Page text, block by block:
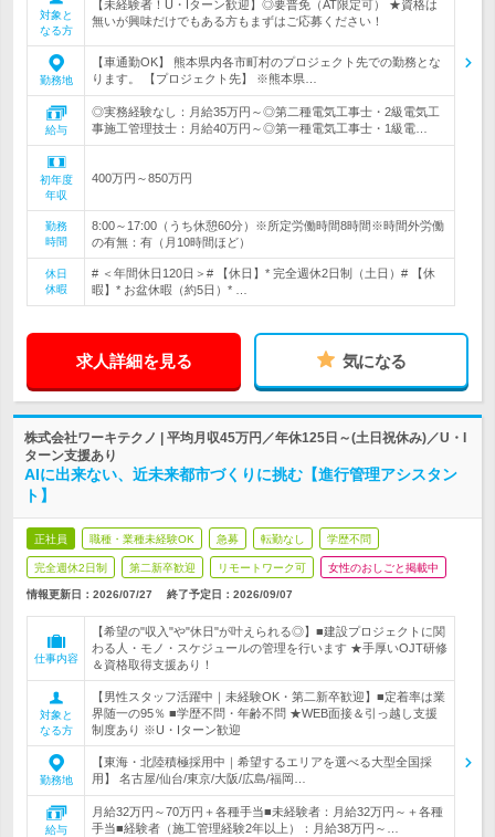
対象と
なる方
【未経験者！U・Iターン歓迎】◎要普免（AT限定可） ★資格は
無いが興味だけでもある方もまずはご応募ください！
勤務地
【車通勤OK】 熊本県内各市町村のプロジェクト先での勤務とな
ります。 【プロジェクト先】 ※熊本県…
給与
◎実務経験なし：月給35万円～◎第二種電気工事士・2級電気工
事施工管理技士：月給40万円～◎第一種電気工事士・1級電…
初年度
年収
400万円～850万円
勤務
時間
8:00～17:00（うち休憩60分）※所定労働時間8時間※時間外労働
の有無：有（月10時間ほど）
休日
休暇
# ＜年間休日120日＞# 【休日】* 完全週休2日制（土日）# 【休
暇】* お盆休暇（約5日）* …
求人詳細を見る 気になる
株式会社ワーキテクノ | 平均月収45万円／年休125日～(土日祝休み)／U・I
ターン支援あり
AIに出来ない、近未来都市づくりに挑む【進行管理アシスタン
ト】
正社員 職種・業種未経験OK 急募 転勤なし 学歴不問
完全週休2日制 第二新卒歓迎 リモートワーク可 女性のおしごと掲載中
情報更新日：2026/07/27 終了予定日： 2026/09/07
仕事内容
【希望の"収入"や"休日"が叶えられる◎】■建設プロジェクトに関
わる人・モノ・スケジュールの管理を行います ★手厚いOJT研修
＆資格取得支援あり！
対象と
なる方
【男性スタッフ活躍中｜未経験OK・第二新卒歓迎】■定着率は業
界随一の95％ ■学歴不問・年齢不問 ★WEB面接＆引っ越し支援
制度あり ※U・Iターン歓迎
勤務地
【東海・北陸積極採用中｜希望するエリアを選べる大型全国採
用】 名古屋/仙台/東京/大阪/広島/福岡…
給与
月給32万円～70万円＋各種手当■未経験者：月給32万円～＋各種
手当■経験者（施工管理経験2年以上）：月給38万円～…